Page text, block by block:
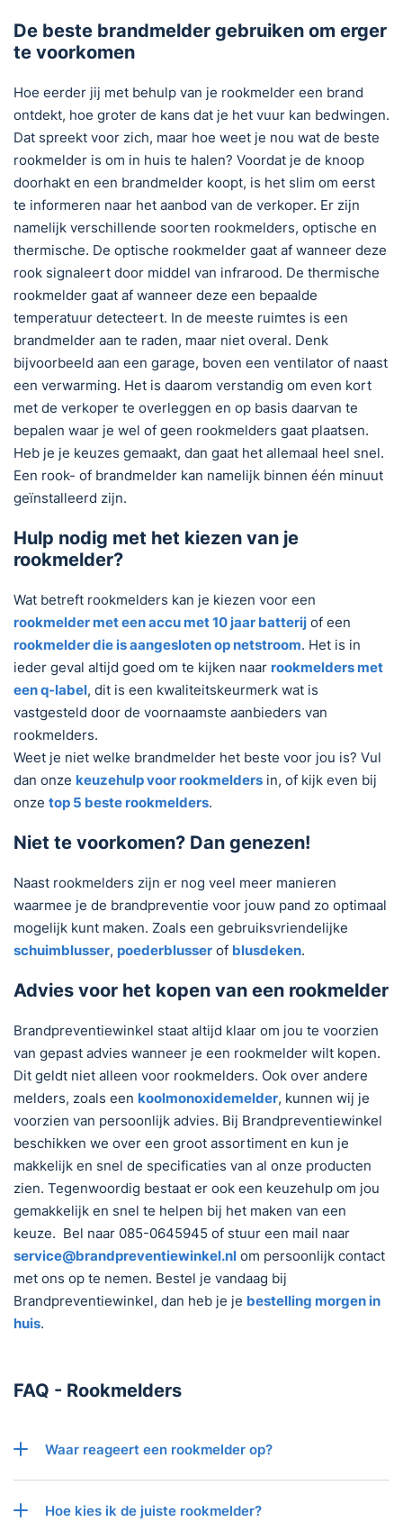
De beste brandmelder gebruiken om erger
te voorkomen
Hoe eerder jij met behulp van je rookmelder een brand
ontdekt, hoe groter de kans dat je het vuur kan bedwingen.
Dat spreekt voor zich, maar hoe weet je nou wat de beste
rookmelder is om in huis te halen? Voordat je de knoop
doorhakt en een brandmelder koopt, is het slim om eerst
te informeren naar het aanbod van de verkoper. Er zijn
namelijk verschillende soorten rookmelders, optische en
thermische. De optische rookmelder gaat af wanneer deze
rook signaleert door middel van infrarood. De thermische
rookmelder gaat af wanneer deze een bepaalde
temperatuur detecteert. In de meeste ruimtes is een
brandmelder aan te raden, maar niet overal. Denk
bijvoorbeeld aan een garage, boven een ventilator of naast
een verwarming. Het is daarom verstandig om even kort
met de verkoper te overleggen en op basis daarvan te
bepalen waar je wel of geen rookmelders gaat plaatsen.
Heb je je keuzes gemaakt, dan gaat het allemaal heel snel.
Een rook- of brandmelder kan namelijk binnen één minuut
geïnstalleerd zijn.
Hulp nodig met het kiezen van je
rookmelder?
Wat betreft rookmelders kan je kiezen voor een
rookmelder met een accu met 10 jaar batterij of een
rookmelder die is aangesloten op netstroom. Het is in
ieder geval altijd goed om te kijken naar rookmelders met
een q-label, dit is een kwaliteitskeurmerk wat is
vastgesteld door de voornaamste aanbieders van
rookmelders.
Weet je niet welke brandmelder het beste voor jou is? Vul
dan onze keuzehulp voor rookmelders in, of kijk even bij
onze top 5 beste rookmelders.
Niet te voorkomen? Dan genezen!
Naast rookmelders zijn er nog veel meer manieren
waarmee je de brandpreventie voor jouw pand zo optimaal
mogelijk kunt maken. Zoals een gebruiksvriendelijke
schuimblusser, poederblusser of blusdeken.
Advies voor het kopen van een rookmelder
Brandpreventiewinkel staat altijd klaar om jou te voorzien
van gepast advies wanneer je een rookmelder wilt kopen.
Dit geldt niet alleen voor rookmelders. Ook over andere
melders, zoals een koolmonoxidemelder, kunnen wij je
voorzien van persoonlijk advies. Bij Brandpreventiewinkel
beschikken we over een groot assortiment en kun je
makkelijk en snel de specificaties van al onze producten
zien. Tegenwoordig bestaat er ook een keuzehulp om jou
gemakkelijk en snel te helpen bij het maken van een
keuze. Bel naar 085-0645945 of stuur een mail naar
service@brandpreventiewinkel.nl om persoonlijk contact
met ons op te nemen. Bestel je vandaag bij
Brandpreventiewinkel, dan heb je je bestelling morgen in
huis.
FAQ - Rookmelders
Waar reageert een rookmelder op?
Hoe kies ik de juiste rookmelder?